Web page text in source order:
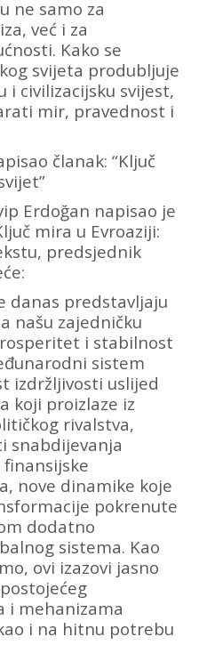
ne samo za
već i za
Kako se
svijeta produbljuje
i civilizacijsku svijest,
mir, pravednost i
članak: “Ključ
Erdoğan napisao je
mira u Evroaziji:
predsjednik
danas predstavljaju
našu zajedničku
i stabilnost
sistem
izdržljivosti uslijed
koji proizlaze iz
rivalstva,
snabdijevanja
nove dinamike koje
pokrenute
dodatno
sistema. Kao
ovi izazovi jasno
i mehanizama
i na hitnu potrebu